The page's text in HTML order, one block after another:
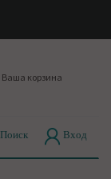
Ваша корзина
Поиск Вход